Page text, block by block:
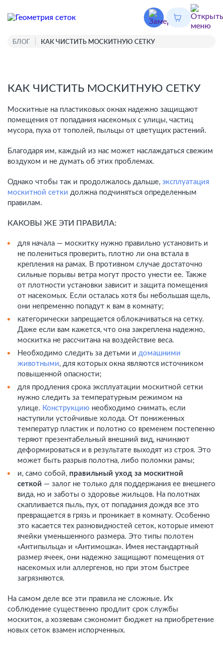
БЛОГ КАК ЧИСТИТЬ МОСКИТНУЮ СЕТКУ
КАК ЧИСТИТЬ МОСКИТНУЮ СЕТКУ
Москитные на пластиковых окнах надежно защищают
помещения от попадания насекомых с улицы, частиц
мусора, пуха от тополей, пыльцы от цветущих растений.
Благодаря им, каждый из нас может наслаждаться свежим
воздухом и не думать об этих проблемах.
Однако чтобы так и продолжалось дальше, эксплуатация
москитной сетки должна подчиняться определенным
правилам.
КАКОВЫ ЖЕ ЭТИ ПРАВИЛА:
для начала — москитку нужно правильно установить и
не полениться проверить, плотно ли она встала в
крепления на рамах. В противном случае достаточно
сильные порывы ветра могут просто унести ее. Также
от плотности установки зависит и защита помещения
от насекомых. Если осталась хотя бы небольшая щель,
они непременно попадут к вам в комнату;
категорически запрещается облокачиваться на сетку.
Даже если вам кажется, что она закреплена надежно,
москитка не рассчитана на воздействие веса.
Необходимо следить за детьми и домашними
животными, для которых окна являются источником
повышенной опасности;
для продления срока эксплуатации москитной сетки
нужно следить за температурным режимом на
улице. Конструкцию необходимо снимать, если
наступили устойчивые холода. От пониженных
температур пластик и полотно со временем постепенно
теряют презентабельный внешний вид, начинают
деформироваться и в результате выходят из строя. Это
может быть разрыв полотна, либо поломки рамы;
и, само собой, правильный уход за москитной
сеткой — залог не только для поддержания ее внешнего
вида, но и заботы о здоровье жильцов. На полотнах
скапливается пыль, пух, от попадания дождя все это
превращается в грязь и проникает в комнату. Особенно
это касается тех разновидностей сеток, которые имеют
ячейки уменьшенного размера. Это типы полотен
«Антипыльца» и «Антимошка». Имея нестандартный
размер ячеек, они надежно защищают помещения от
насекомых или аллергенов, но при этом быстрее
загрязняются.
На самом деле все эти правила не сложные. Их
соблюдение существенно продлит срок службы
москиток, а хозяевам сэкономит бюджет на приобретение
новых сеток взамен испорченных.